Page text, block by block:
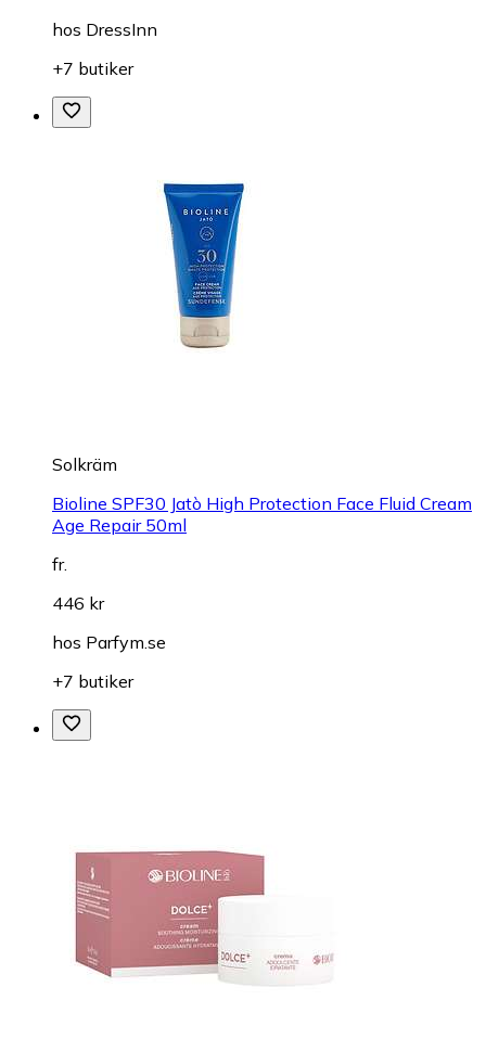
hos DressInn
+7 butiker
Solkräm
Bioline SPF30 Jatò High Protection Face Fluid Cream
Age Repair 50ml
fr.
446 kr
hos Parfym.se
+7 butiker